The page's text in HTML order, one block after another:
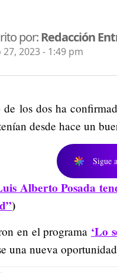
por:Redacción
27, 2023 - 1:49 pm
los dos ha
desde hace un
Sigue a
Alberto Posada
)
en el programa ‘Lo
una nueva